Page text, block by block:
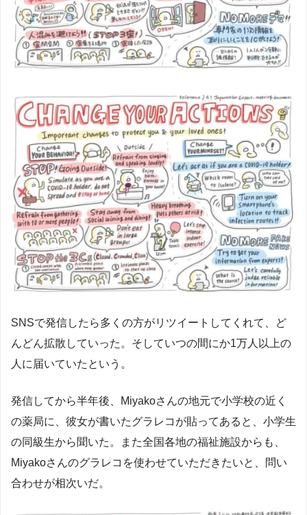
SNSで発信したら多くの方がリツイートしてくれて、ど
んどん拡散していった。そしていつの間にか1万人以上の
人に届いていたという。
発信してから半年後、Miyakoさんの地元で小学校の近く
の薬局に、彼女が書いたグラレコが貼ってあると、小学生
の同級生から聞いた。また全国各地の福祉施設からも、
Miyakoさんのグラレコを使わせていただきたいと、問い
合わせが相次いだ。